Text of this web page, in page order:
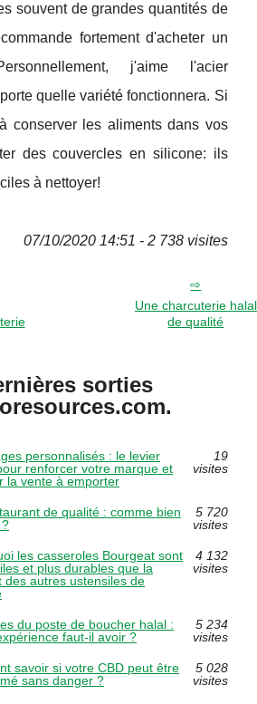
souvent de grandes quantités de
fortement d'acheter un
j'aime l'acier
quelle variété fonctionnera. Si
conserver les aliments dans vos
des couvercles en silicone: ils
à nettoyer!
07/10/2020 14:51 - 2 738 visites
Une charcuterie halal
de qualité
sorties
personnalisés : le levier
renforcer votre marque et
la vente à emporter
19
visites
de qualité : comme bien
5 720
visites
les casseroles Bourgeat sont
et plus durables que la
des autres ustensiles de
4 132
visites
du poste de boucher halal :
faut-il avoir ?
5 234
visites
savoir si votre CBD peut être
sans danger ?
5 028
visites